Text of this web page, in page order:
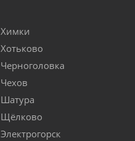
Химки
Хотьково
Черноголовка
Чехов
Шатура
Щёлково
Электрогорск